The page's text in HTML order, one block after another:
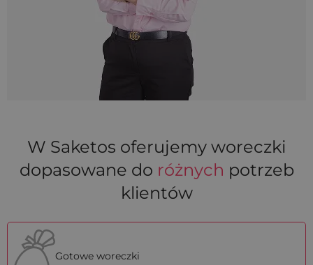
W Saketos oferujemy woreczki
dopasowane do różnych potrzeb
klientów
Gotowe woreczki